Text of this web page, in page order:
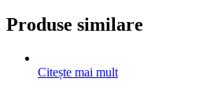
Produse similare
Citește mai mult